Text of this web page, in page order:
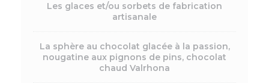
Les glaces et/ou sorbets de fabrication
artisanale
La sphère au chocolat glacée à la passion,
nougatine aux pignons de pins, chocolat
chaud Valrhona